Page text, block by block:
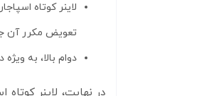
لاینر کوتاه
تعویض مکرر آن
دوام بالا، به